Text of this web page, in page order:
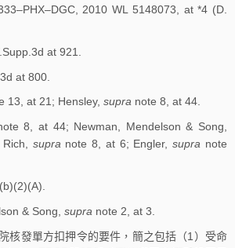
2010 WL 5148073, at *4 (D.
at 921.
at 800.
13, at 21; Hensley, supra note 8, at 44.
8, at 44; Newman, Mendelson & Song,
supra note 8, at 6; Engler,supra note
& Song, supra note 2, at 3.
核發單方扣押令的要件，簡之包括（1）受命